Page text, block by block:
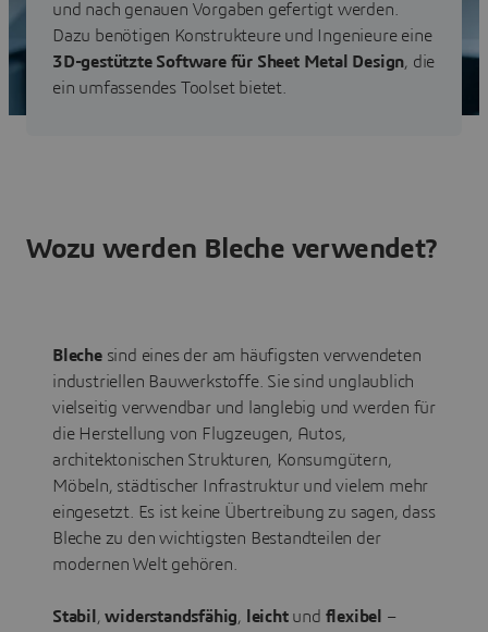
und nach genauen Vorgaben gefertigt werden.
Dazu benötigen Konstrukteure und Ingenieure eine
3D-gestützte Software für Sheet Metal Design, die
ein umfassendes Toolset bietet.
Wozu werden Bleche verwendet?
Blechesind eines der am häufigsten verwendeten
industriellen Bauwerkstoffe. Sie sind unglaublich
vielseitig verwendbar und langlebig und werden für
die Herstellung von Flugzeugen, Autos,
architektonischen Strukturen, Konsumgütern,
Möbeln, städtischer Infrastruktur und vielem mehr
eingesetzt. Es ist keine Übertreibung zu sagen, dass
Bleche zu den wichtigsten Bestandteilen der
modernen Welt gehören.
Stabil ,widerstandsfähig, leichtund flexibel
–